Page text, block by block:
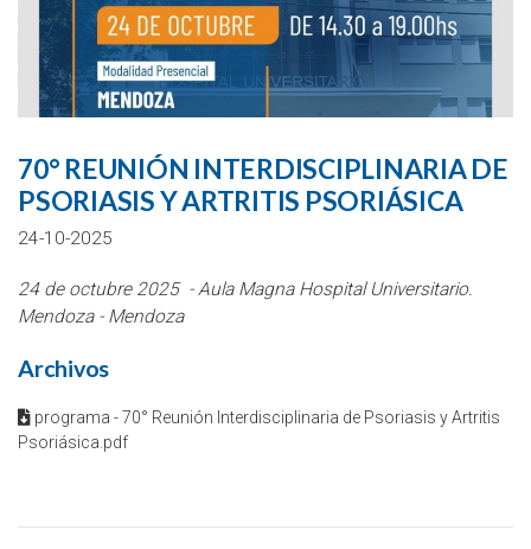
70° REUNIÓN INTERDISCIPLINARIA DE
PSORIASIS Y ARTRITIS PSORIÁSICA
24-10-2025
24 de octubre 2025 - Aula Magna Hospital Universitario.
Mendoza- Mendoza
Archivos
programa - 70° Reunión Interdisciplinaria de Psoriasis y Artritis
Psoriásica.pdf